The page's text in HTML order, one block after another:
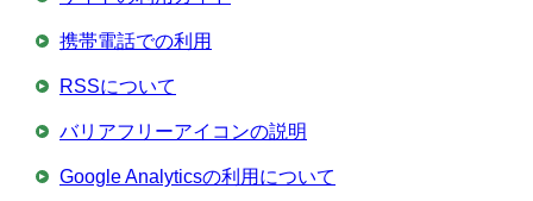
携帯電話での利用
RSSについて
バリアフリーアイコンの説明
Google Analyticsの利用について